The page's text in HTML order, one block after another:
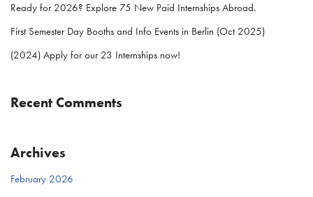
Ready for 2026? Explore 75 New Paid Internships Abroad.
First Semester Day Booths and Info Events in Berlin (Oct 2025)
(2024) Apply for our 23 Internships now!
Recent Comments
Archives
February 2026